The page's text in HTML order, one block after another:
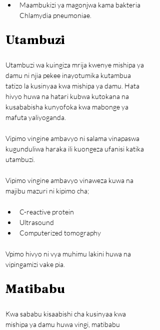
Maambukizi ya magonjwa kama bakteria
Chlamydia pneumoniae.
Utambuzi
Utambuzi wa kuingiza mrija kwenye mishipa ya
damu ni njia pekee inayotumika kutambua
tatizo la kusinyaa kwa mishipa ya damu. Hata
hivyo huwa na hatari kubwa kutokana na
kusababisha kunyofoka kwa mabonge ya
mafuta yaliyoganda.
Vipimo vingine ambavyo ni salama vinapaswa
kugunduliwa haraka ili kuongeza ufanisi katika
utambuzi.
Vipimo vingine ambavyo vinaweza kuwa na
majibu mazuri ni kipimo cha;
C-reactive protein
Ultrasound
Computerized tomography
Vpimo hivyo ni vya muhimu lakini huwa na
vipingamizi vake pia.
Matibabu
Kwa sababu kisaabishi cha kusinyaa kwa
mishipa ya damu huwa vingi, matibabu